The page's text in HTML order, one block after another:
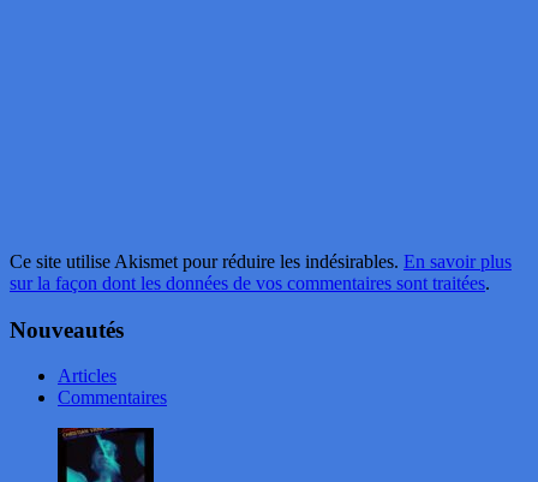
Ce site utilise Akismet pour réduire les indésirables. En savoir plus
sur la façon dont les données de vos commentaires sont traitées.
Nouveautés
Articles
Commentaires